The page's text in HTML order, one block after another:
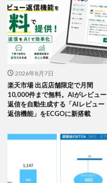
2026年8月7日
楽天市場 出店店舗限定で月間
10,000件まで無料。AIがレビュー
返信を自動生成する「AIレビュー
返信機能」をECGOに新搭載